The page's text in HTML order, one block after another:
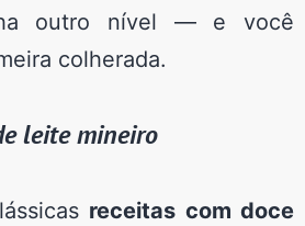
outro nível — e você
colherada.
leite mineiro
receitas com doce